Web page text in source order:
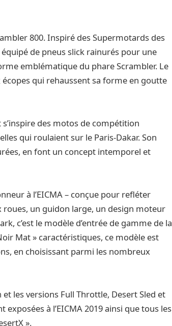
800. Inspiré des Supermotards des
de pneus slick rainurés pour une
emblématique du phare Scrambler. Le
qui rehaussent sa forme en goutte
s’inspire des motos de compétition
qui roulaient sur le Paris-Dakar. Son
en font un concept intemporel et
à l’EICMA – conçue pour refléter
roues, un guidon large, un design moteur
c’est le modèle d’entrée de gamme de la
Mat » caractéristiques, ce modèle est
en choisissant parmi les nombreux
les versions Full Throttle, Desert Sled et
à l’EICMA 2019 ainsi que tous les
».